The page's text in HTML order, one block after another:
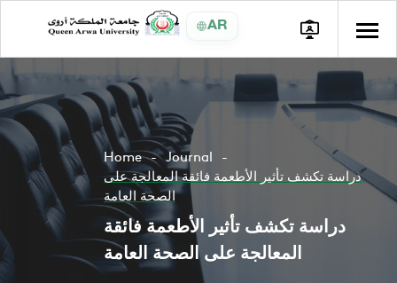
AR
Home
Journal
دراسة تكشف تأثير الأطعمة فائقة المعالجة على
الصحة العامة
دراسة تكشف تأثير الأطعمة فائقة
المعالجة على الصحة العامة